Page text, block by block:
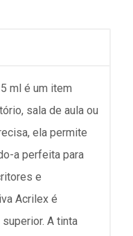
ml é um item
sala de aula ou
ela permite
a perfeita para
e
Acrilex é
A tinta